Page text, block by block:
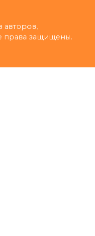
авторов,
права защищены.